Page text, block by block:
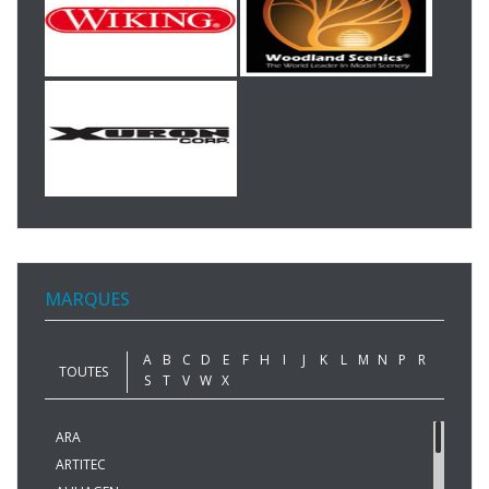
MARQUES
TOUTES
A B C D E F H I J K L M N P
R
S
T V W X
ARA
ARTITEC